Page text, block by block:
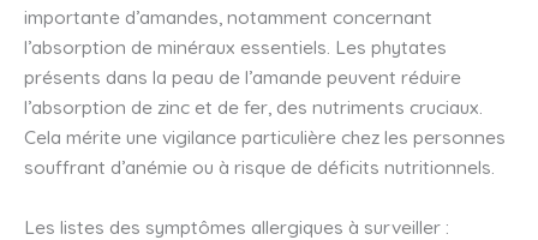
importante d’amandes, notamment concernant
l’absorption de minéraux essentiels. Les phytates
présents dans la peau de l’amande peuvent réduire
l’absorption de zinc et de fer, des nutriments cruciaux.
Cela mérite une vigilance particulière chez les personnes
souffrant d’anémie ou à risque de déficits nutritionnels.
Les listes des symptômes allergiques à surveiller :